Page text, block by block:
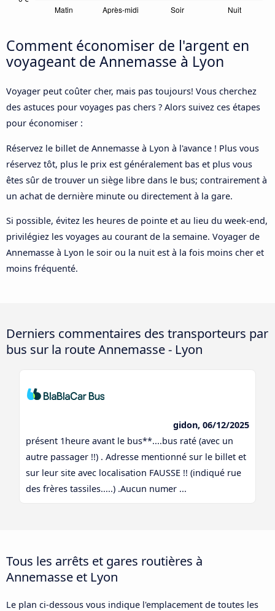
Comment économiser de l'argent en
voyageant de Annemasse à Lyon
Voyager peut coûter cher, mais pas toujours! Vous cherchez
des astuces pour voyages pas chers ? Alors suivez ces étapes
pour économiser :
Réservez le billet de Annemasse à Lyon à l'avance ! Plus vous
réservez tôt, plus le prix est généralement bas et plus vous
êtes sûr de trouver un siège libre dans le bus; contrairement à
un achat de dernière minute ou directement à la gare.
Si possible, évitez les heures de pointe et au lieu du week-end,
privilégiez les voyages au courant de la semaine. Voyager de
Annemasse à Lyon le soir ou la nuit est à la fois moins cher et
moins fréquenté.
Derniers commentaires des transporteurs par
bus sur la route Annemasse - Lyon
gidon, 06/12/2025
présent 1heure avant le bus**....bus raté (avec un
autre passager !!) . Adresse mentionné sur le billet et
sur leur site avec localisation FAUSSE !! (indiqué rue
des frères tassiles.....) .Aucun numer ...
Tous les arrêts et gares routières à
Annemasse et Lyon
Le plan ci-dessous vous indique l'emplacement de toutes les